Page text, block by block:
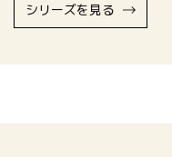
シリーズを見る